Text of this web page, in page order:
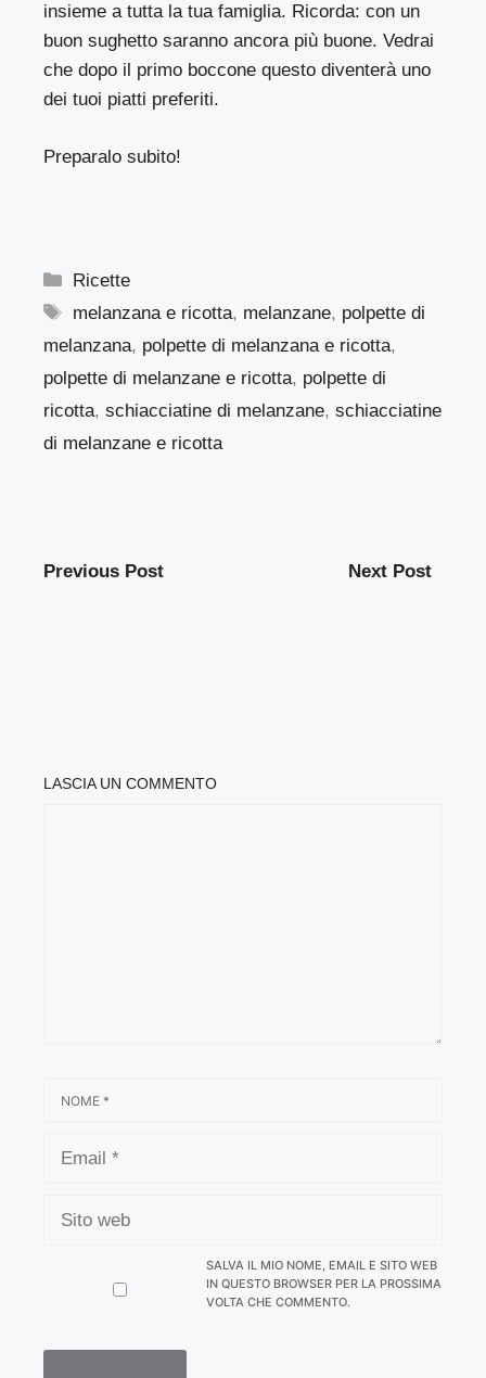
insieme a tutta la tua famiglia. Ricorda: con un
buon sughetto saranno ancora più buone. Vedrai
che dopo il primo boccone questo diventerà uno
dei tuoi piatti preferiti.
Preparalo subito!
Categorie
Ricette
Tag
melanzana e ricotta, melanzane, polpette di
melanzana, polpette di melanzana e ricotta,
polpette di melanzane e ricotta, polpette di
ricotta, schiacciatine di melanzane, schiacciatine
di melanzane e ricotta
Previous Post Next Post
LASCIA UN COMMENTO
WEB
SALVA IL MIO NOME, EMAIL E SITO WEB
IN QUESTO BROWSER PER LA PROSSIMA
VOLTA CHE COMMENTO.